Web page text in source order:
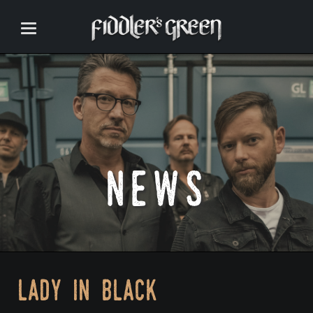
news
lady in black